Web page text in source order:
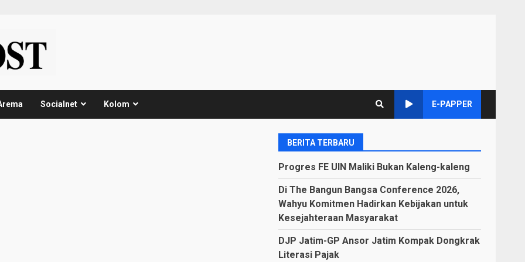
Socialnet Kolom E-PAPPER
BERITA TERBARU
Progres FE UIN Maliki Bukan Kaleng-kaleng
Di The Bangun Bangsa Conference 2026,
Wahyu Komitmen Hadirkan Kebijakan untuk
Kesejahteraan Masyarakat
DJP Jatim-GP Ansor Jatim Kompak Dongkrak
Literasi Pajak